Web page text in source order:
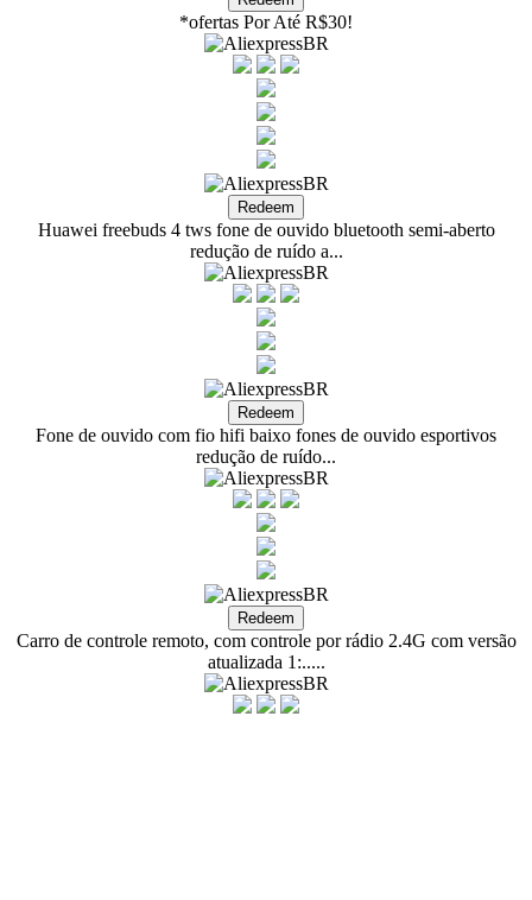
*ofertas Por Até R$30!
Huawei freebuds 4 tws fone de ouvido bluetooth semi-aberto
redução de ruído a...
Fone de ouvido com fio hifi baixo fones de ouvido esportivos
redução de ruído...
Carro de controle remoto, com controle por rádio 2.4G com versão
atualizada 1:.....